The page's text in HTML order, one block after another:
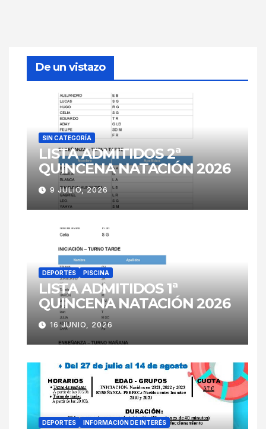
De un vistazo
SIN CATEGORÍA
LISTA ADMITIDOS 2ª
QUINCENA NATACIÓN 2026
9 JULIO, 2026
DEPORTES PISCINA
LISTA ADMITIDOS 1ª
QUINCENA NATACIÓN 2026
16 JUNIO, 2026
DEPORTES INFORMACIÓN DE INTERÉS